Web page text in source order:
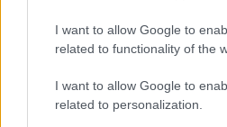
I want to allow Google to
related to functionality of the
I want to allow Google to
related to personalization.
forradalom után valamilyen
beszervezni? Mert nagyon
színészi pályára és a
szerepéhez képest nem is
mint a társait.